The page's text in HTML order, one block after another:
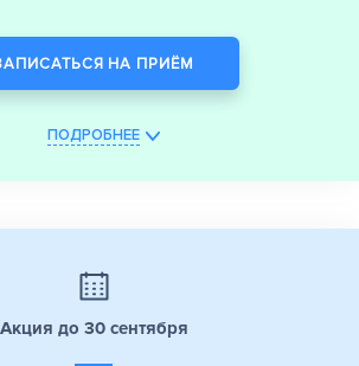
НА ПРИЁМ
ПОДРОБНЕЕ
Акция до 30 сентября